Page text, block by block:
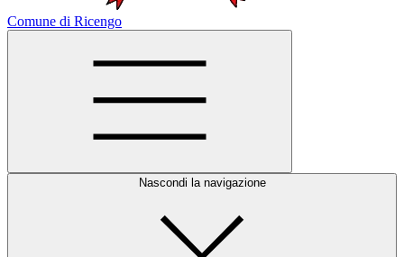
Comune di Ricengo
Nascondi la navigazione